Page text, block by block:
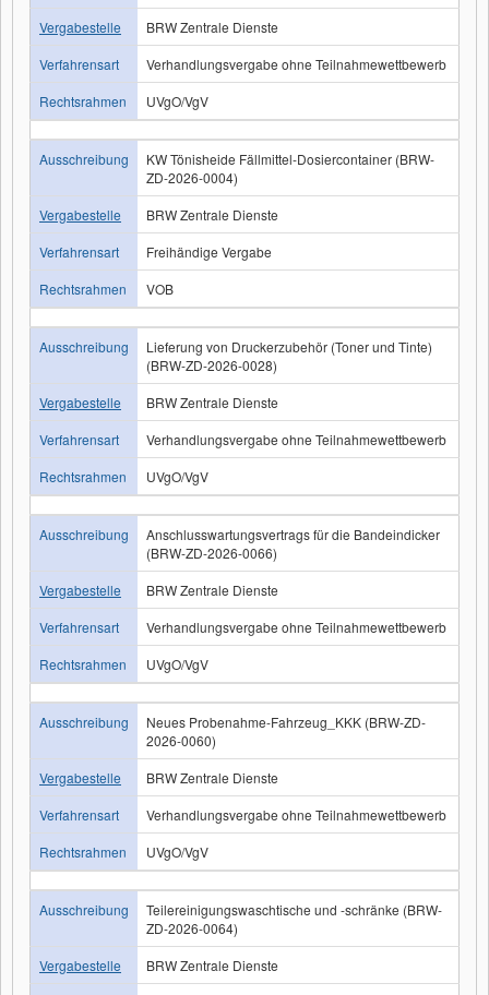
Vergabestelle
BRW Zentrale Dienste
Verfahrensart
Verhandlungsvergabe ohne Teilnahmewettbewerb
Rechtsrahmen
UVgO/VgV
Ausschreibung
KW Tönisheide Fällmittel-Dosiercontainer (BRW-
ZD-2026-0004)
Vergabestelle
BRW Zentrale Dienste
Verfahrensart
Freihändige Vergabe
Rechtsrahmen
VOB
Ausschreibung
Lieferung von Druckerzubehör (Toner und Tinte)
(BRW-ZD-2026-0028)
Vergabestelle
BRW Zentrale Dienste
Verfahrensart
Verhandlungsvergabe ohne Teilnahmewettbewerb
Rechtsrahmen
UVgO/VgV
Ausschreibung
Anschlusswartungsvertrags für die Bandeindicker
(BRW-ZD-2026-0066)
Vergabestelle
BRW Zentrale Dienste
Verfahrensart
Verhandlungsvergabe ohne Teilnahmewettbewerb
Rechtsrahmen
UVgO/VgV
Ausschreibung
Neues Probenahme-Fahrzeug_KKK (BRW-ZD-
2026-0060)
Vergabestelle
BRW Zentrale Dienste
Verfahrensart
Verhandlungsvergabe ohne Teilnahmewettbewerb
Rechtsrahmen
UVgO/VgV
Ausschreibung
Teilereinigungswaschtische und -schränke (BRW-
ZD-2026-0064)
Vergabestelle
BRW Zentrale Dienste